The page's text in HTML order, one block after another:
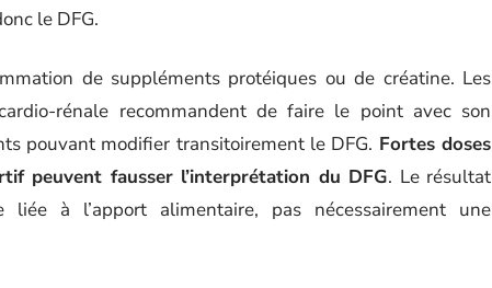
le DFG.
de suppléments protéiques ou de créatine. Les
rénale recommandent de faire le point avec son
pouvant modifier transitoirement le DFG. Fortes doses
peuvent fausser l’interprétation du DFG. Le résultat
à l’apport alimentaire, pas nécessairement une